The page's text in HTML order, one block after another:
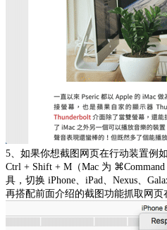
5、如果你想截图网页在行动装置例
Ctrl + Shift + M（Mac 为
具，切换 iPhone、iPad、Nexus、
再搭配前面介绍的截图功能抓取网页